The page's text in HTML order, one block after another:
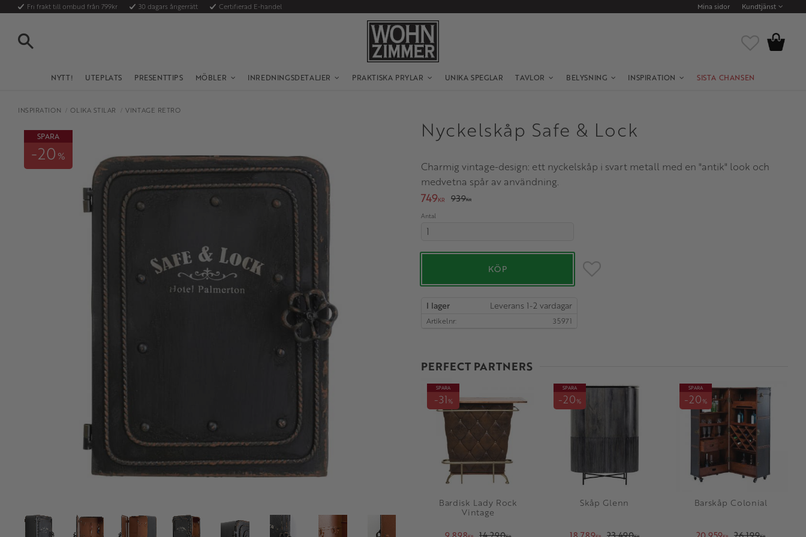
Fri frakt till ombud från 799kr 30 dagars ångerrätt Certifierad E-handel Mina sidor Kundtjänst
NYTT! UTEPLATS PRESENTTIPS MÖBLER INREDNINGSDETALJER PRAKTISKA PRYLAR UNIKA SPEGLAR TAVLOR BELYSNING INSPIRATION SISTA CHANSEN
Favoriter
Kundvagn
INSPIRATION OLIKA STILAR VINTAGE RETRO
Nyckelskåp Safe & Lock
Charmig vintage-design: ett nyckelskåp i svart metall med en "antik" look och
medvetna spår av användning.
SPARA
20 %
Nedsatt pris:
749KR Ordinarie pris:
939KR
Antal
KÖP Lägg till i favoriter
I lager
Artikelnr 35971
PERFECT PARTNERS
Bardisk Lady Rock
Vintage
SPARA
31%
Skåp Glenn
SPARA
20%
Barskåp Colonial
SPARA
20%